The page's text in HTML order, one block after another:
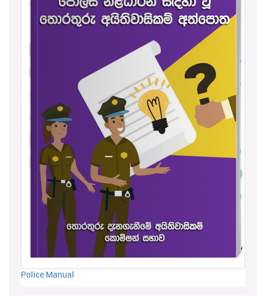
Police Manual